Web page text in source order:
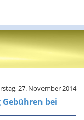
27. November 2014
Gebühren bei